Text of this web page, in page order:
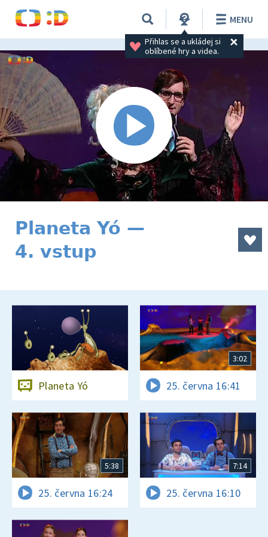
Přihlas se a ukládej si
oblíbené hry a videa.
MENU
Planeta Yó —
4. vstup
Planeta Yó
3:02
25. června 16:41
5:38
25. června 16:24
7:14
25. června 16:10